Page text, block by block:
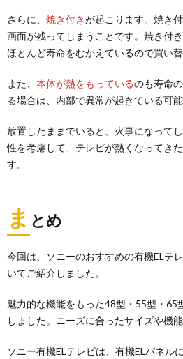
さらに、 焼き付きが起こります。焼き
画面が残ってしまうことです。焼き付
ほとんど寿命をむかえているので買い替
また、 本体が熱をもっているのも寿命
る場合は、内部で異常が起きている可能
放置したままでいると、火事になって
性を考慮して、テレビが熱くなってき
す。
ま とめ
今回は、ソニーのおすすめの有機ELテ
いてご紹介しました。
魅力的な機能をもった48型・55型・65
しました。ニーズに合ったサイズや機
ソニー有機ELテレビは、有機ELパネル